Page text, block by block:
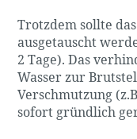
Trotzdem sollte
ausgetauscht
2 Tage). Das
Wasser zur
Verschmutzung
sofort gründlich